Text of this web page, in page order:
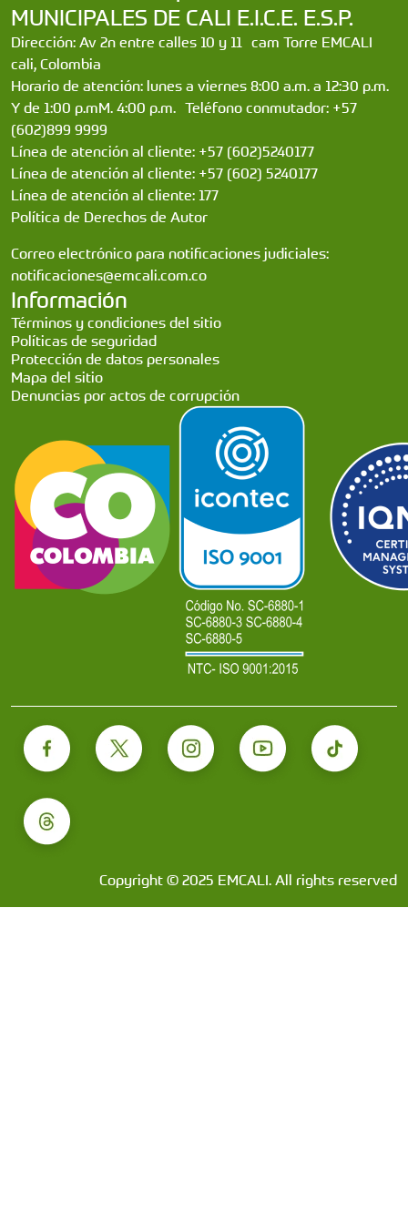
MUNICIPALES DE CALI E.I.C.E. E.S.P.
Dirección: Av 2n entre calles 10 y 11 cam Torre EMCALI
cali, Colombia
Horario de atención: lunes a viernes 8:00 a.m. a 12:30 p.m.
Y de 1:00 p.mM. 4:00 p.m. Teléfono conmutador: +57
(602)899 9999
Línea de atención al cliente: +57 (602)5240177
Línea de atención al cliente: +57 (602) 5240177
Línea de atención al cliente: 177
Política de Derechos de Autor
Correo electrónico para notificaciones judiciales:
notificaciones@emcali.com.co
Información
Términos y condiciones del sitio
Políticas de seguridad
Protección de datos personales
Mapa del sitio
Denuncias por actos de corrupción
Copyright © 2025 EMCALI. All rights reserved